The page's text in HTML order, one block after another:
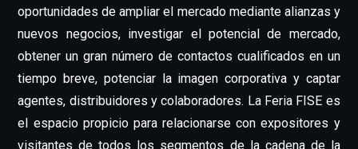
oportunidades de ampliar el mercado mediante alianzas y
nuevos negocios, investigar el potencial de mercado,
obtener un gran número de contactos cualificados en un
tiempo breve, potenciar la imagen corporativa y captar
agentes, distribuidores y colaboradores. La Feria FISE es
el espacio propicio para relacionarse con expositores y
visitantes de todos los segmentos de la cadena de la